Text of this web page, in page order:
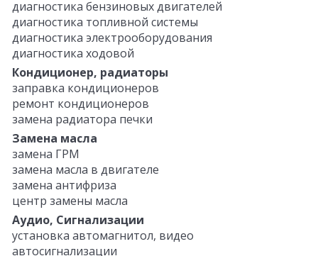
диагностика бензиновых двигателей
диагностика топливной системы
диагностика электрооборудования
диагностика ходовой
Кондиционер, радиаторы
заправка кондиционеров
ремонт кондиционеров
замена радиатора печки
Замена масла
замена ГРМ
замена масла в двигателе
замена антифриза
центр замены масла
Аудио, Сигнализации
установка автомагнитол, видео
автосигнализации